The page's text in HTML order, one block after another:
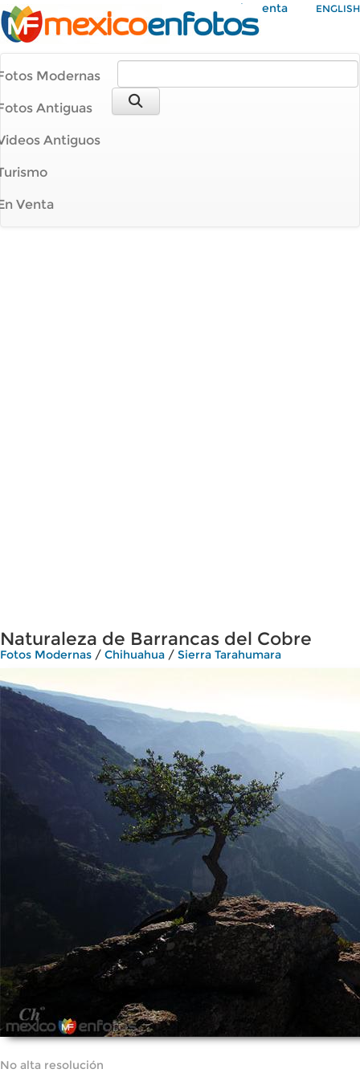
Mi Cuenta ENGLISH
Modernas
Antiguas
Antiguos
Venta
Naturaleza de Barrancas del Cobre
Fotos Modernas / Chihuahua / Sierra Tarahumara
No alta resolución